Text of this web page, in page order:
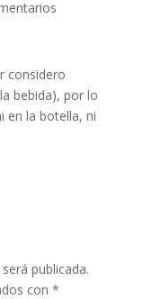
considero
bebida), por lo
en la botella, ni
publicada.
con *